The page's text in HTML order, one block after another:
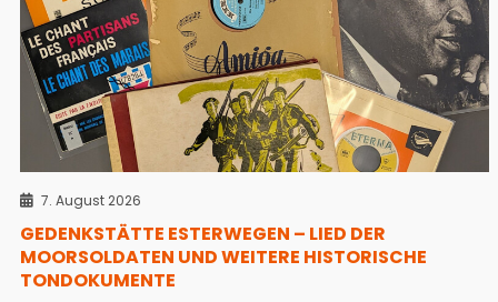
7. August 2026
GEDENKSTÄTTE ESTERWEGEN – LIED DER
MOORSOLDATEN UND WEITERE HISTORISCHE
TONDOKUMENTE